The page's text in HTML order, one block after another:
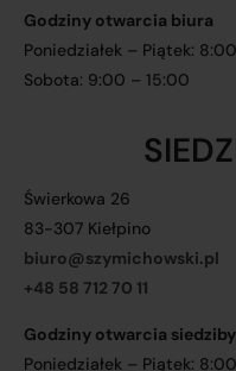
Godziny otwarcia biura
Poniedziałek – Piątek:
Sobota: 9:00 – 15:00
Świerkowa 26
83-307 Kiełpino
biuro@szymichowski.pl
+48 58 712 70 11
Godziny otwarcia siedziby
Poniedziałek – Piątek: